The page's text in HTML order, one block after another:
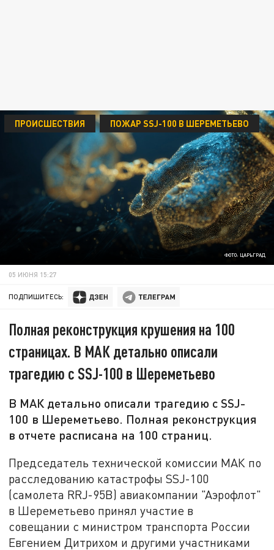
ФОТО: ЦАРЬГРАД
ПРОИСШЕСТВИЯ ПОЖАР SSJ-100 В ШЕРЕМЕТЬЕВО
05 ИЮНЯ 15:27
ПОДПИШИТЕСЬ:
Полная реконструкция крушения на 100
страницах. В МАК детально описали
трагедию с SSJ-100 в Шереметьево
В МАК детально описали трагедию с SSJ-
100 в Шереметьево. Полная реконструкция
в отчете расписана на 100 страниц.
Председатель технической комиссии МАК по
расследованию катастрофы SSJ-100
(самолета RRJ-95B) авиакомпании "Аэрофлот"
в Шереметьево принял участие в
совещании с министром транспорта России
Евгением Дитрихом и другими участниками